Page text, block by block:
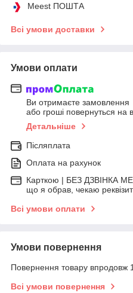
Meest ПОШТА
Всі умови доставки
Умови оплати
Ви отримаєте замовлення
або гроші повернуться на
Детальніше
Післяплата
Оплата на рахунок
Карткою | БЕЗ ДЗВІНКА
що я обрав, чекаю
Всі умови оплати
Умови повернення
Повернення товару впродовж
Всі умови повернення